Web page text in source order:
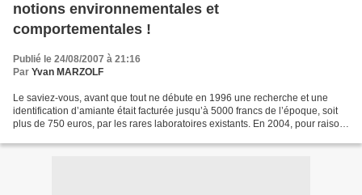
notions environnementales et
comportementales !
Publié le 24/08/2007 à 21:16
Par Yvan MARZOLF
Le saviez-vous, avant que tout ne débute en 1996 une recherche et une
identification d’amiante était facturée jusqu’à 5000 francs de l’époque, soit
plus de 750 euros, par les rares laboratoires existants. En 2004, pour raison